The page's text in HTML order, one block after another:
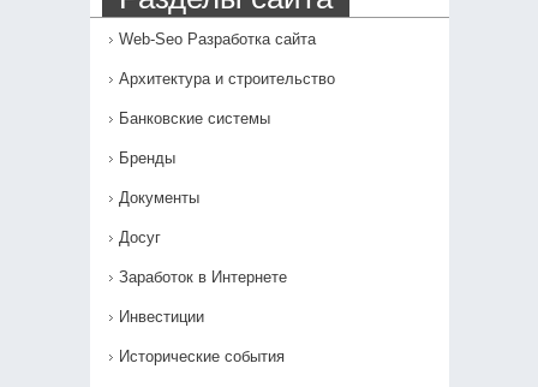
Web-Seo Разработка сайта
Архитектура и строительство
Банковские системы
Бренды
Документы
Досуг
Заработок в Интернете
Инвестиции
Исторические события